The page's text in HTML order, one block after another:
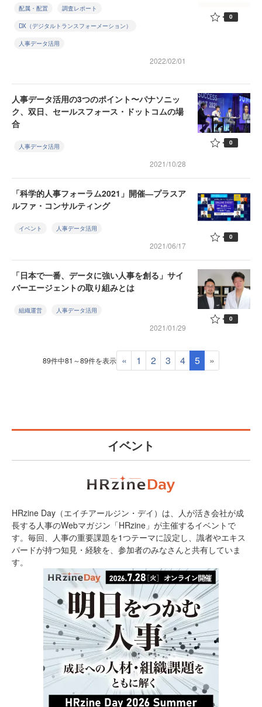
配属・配置 調査レポート
DX（デジタルトランスフォーメーション）
人事データ活用
2022/02/01
0
人事データ活用の3つのポイント〜パナソニッ
ク、双日、セールスフォース・ドットコムの場
合
人事データ活用
2021/10/28
0
「科学的人事フォーラム2021」開催―プラスア
ルファ・コンサルティング
イベント 人事データ活用
2021/06/17
0
「日本で一番、データに強い人事を創る」サイ
バーエージェントの取り組みとは
組織運営 人事データ活用
2021/01/29
0
89件中81～89件を表示 « 1 2 3 4 5 »
イベント
HRzine Day（エイチアールジン・デイ）は、人が活き会社が成
長する人事のWebマガジン「HRzine」が主催するイベントで
す。毎回、人事の重要課題を1つテーマに設定し、識者やエキス
パードが持つ知見・経験を、参加者のみなさんと共有していま
す。